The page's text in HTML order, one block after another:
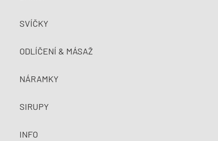
SVÍČKY
ODLÍČENÍ & MÁSAŽ
NÁRAMKY
SIRUPY
INFO